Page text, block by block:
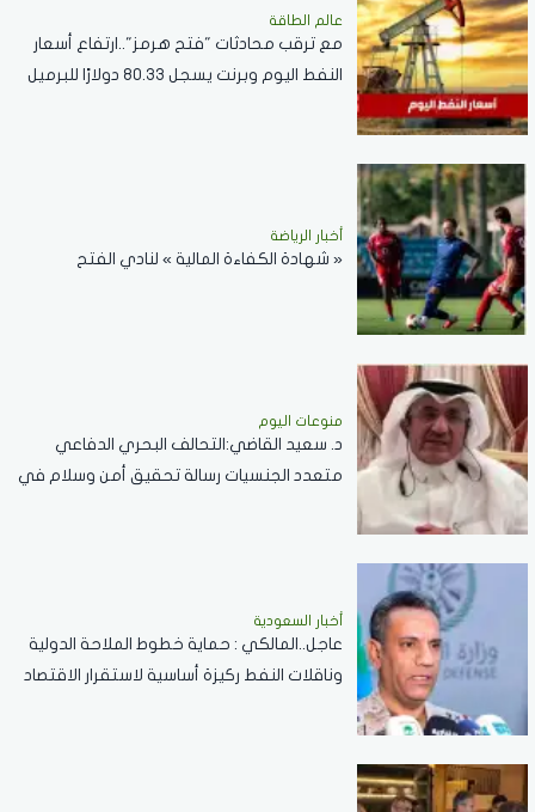
عالم الطاقة
مع ترقب محادثات "فتح هرمز"..ارتفاع أسعار
النفط اليوم وبرنت يسجل 80.33 دولارًا للبرميل
أخبار الرياضة
« شهادة الكفاءة المالية » لنادي الفتح
منوعات اليوم
د. سعيد القاضي:التحالف البحري الدفاعي
متعدد الجنسيات رسالة تحقيق أمن وسلام في
أخبار السعودية
عاجل..المالكي : حماية خطوط الملاحة الدولية
وناقلات النفط ركيزة أساسية لاستقرار الاقتصاد